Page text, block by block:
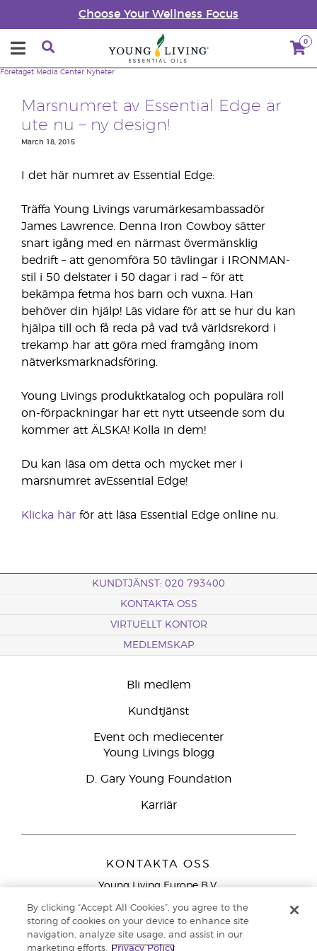
Choose Your Wellness Focus
0
Företaget Media Center Nyheter
Marsnumret av Essential Edge är
ute nu – ny design!
March 18, 2015
I det här numret av Essential Edge:
Träffa Young Livings varumärkesambassadör
James Lawrence. Denna Iron Cowboy sätter
snart igång med en närmast övermänsklig
bedrift – att genomföra 50 tävlingar i IRONMAN-
stil i 50 delstater i 50 dagar i rad – för att
bekämpa fetma hos barn och vuxna. Han
behöver din hjälp! Läs vidare för att se hur du kan
hjälpa till och få reda på vad två världsrekord i
trekamp har att göra med framgång inom
nätverksmarknadsföring.
Young Livings produktkatalog och populära roll
on-förpackningar har ett nytt utseende som du
kommer att ÄLSKA! Kolla in dem!
Du kan läsa om detta och mycket mer i
marsnumret avEssential Edge!
Klicka här för att läsa Essential Edge online nu.
KUNDTJÄNST: 020 793400
KONTAKTA OSS
VIRTUELLT KONTOR
MEDLEMSKAP
Bli medlem
Kundtjänst
Event och mediecenter
Young Livings blogg
D. Gary Young Foundation
Karriär
KONTAKTA OSS
Young Living Europe B.V.
9727 AJ Groningen
Nederländerna
By clicking “Accept All Cookies”, you agree to the
storing of cookies on your device to enhance site
navigation, analyze site usage, and assist in our
marketing efforts.
Privacy Policy